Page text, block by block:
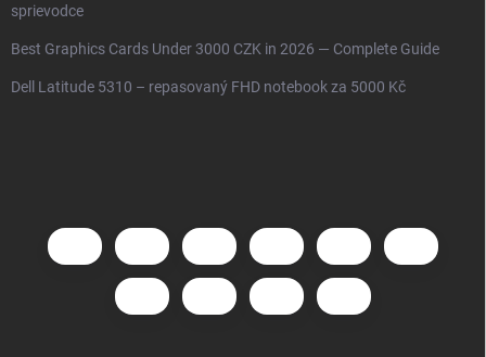
sprievodce
Best Graphics Cards Under 3000 CZK in 2026 — Complete Guide
Dell Latitude 5310 – repasovaný FHD notebook za 5000 Kč